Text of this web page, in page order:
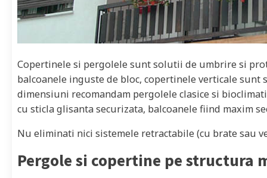
Copertinele si pergolele sunt solutii de umbrire si
balcoanele inguste de bloc, copertinele verticale
dimensiuni recomandam pergolele clasice si
cu sticla glisanta securizata, balcoanele fiind maxim
Nu eliminati nici sistemele retractabile (cu brate sau
Pergole si copertine pe structura